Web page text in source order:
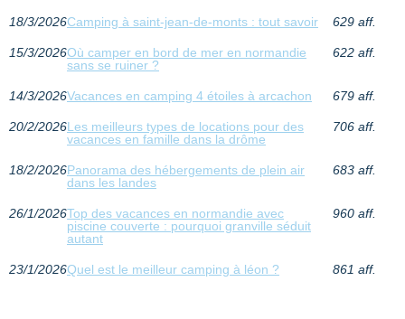
18/3/2026Camping à saint-jean-de-monts : tout savoir 629 aff.
15/3/2026Où camper en bord de mer en normandie
sans se ruiner ?
622 aff.
14/3/2026Vacances en camping 4 étoiles à arcachon 679 aff.
20/2/2026Les meilleurs types de locations pour des
vacances en famille dans la drôme
706 aff.
18/2/2026Panorama des hébergements de plein air
dans les landes
683 aff.
26/1/2026Top des vacances en normandie avec
piscine couverte : pourquoi granville séduit
autant
960 aff.
23/1/2026Quel est le meilleur camping à léon ? 861 aff.